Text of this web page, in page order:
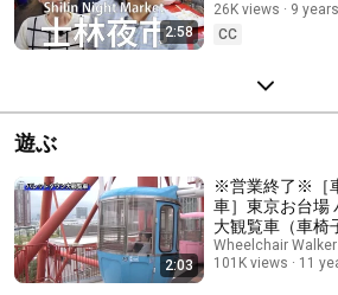
2:58
26K views
9
CC
遊ぶ
2:03
※営業終了※［
車］東京お台場
大観覧車（車椅
×GO TOKYO）
Wheelchair
101K views
11